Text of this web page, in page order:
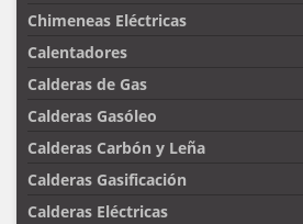
Chimeneas Eléctricas
Calentadores
Calderas de Gas
Calderas Gasóleo
Calderas Carbón y Leña
Calderas Gasificación
Calderas Eléctricas